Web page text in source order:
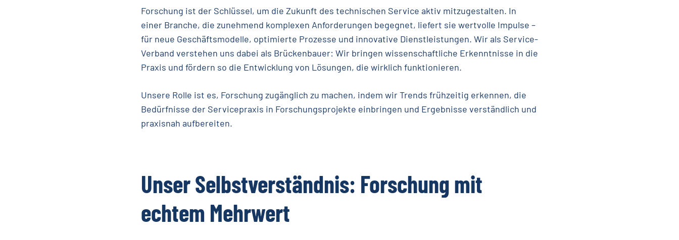
Forschung ist der Schlüssel, um die Zukunft des technischen Service aktiv mitzugestalten. In
einer Branche, die zunehmend komplexen Anforderungen begegnet, liefert sie wertvolle Impulse –
für neue Geschäftsmodelle, optimierte Prozesse und innovative Dienstleistungen. Wir als Service-
Verband verstehen uns dabei als Brückenbauer: Wir bringen wissenschaftliche Erkenntnisse in die
Praxis und fördern so die Entwicklung von Lösungen, die wirklich funktionieren.
Unsere Rolle ist es, Forschung zugänglich zu machen, indem wir Trends frühzeitig erkennen, die
Bedürfnisse der Servicepraxis in Forschungsprojekte einbringen und Ergebnisse verständlich und
praxisnah aufbereiten.
UnserSelbstverständnis: Forschungmit
echtem Mehrwert